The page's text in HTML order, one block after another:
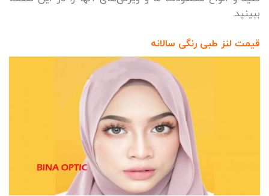
ببینید.
قیمت لنز طبی رنگی سالانه